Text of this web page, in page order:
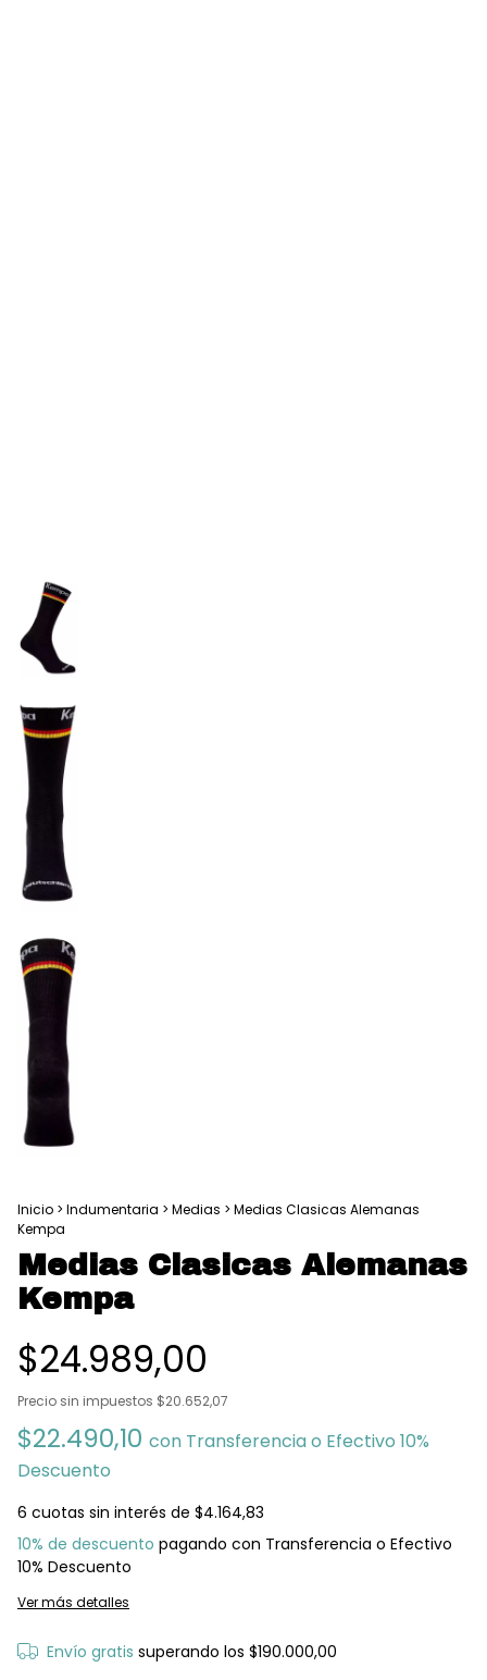
Inicio > Indumentaria > Medias > Medias Clasicas Alemanas
Kempa
Medias Clasicas Alemanas
Kempa
$24.989,00
Precio sin impuestos $20.652,07
$22.490,10 con Transferencia o Efectivo 10%
Descuento
6 cuotas sin interés de $4.164,83
10% de descuento pagando con Transferencia o Efectivo
10% Descuento
Ver más detalles
Envío gratis superando los $190.000,00